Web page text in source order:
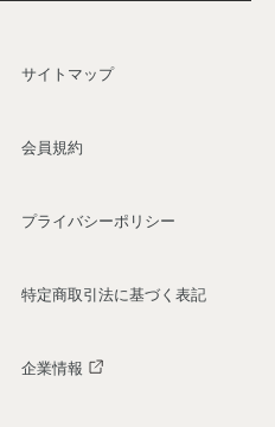
サイトマップ
会員規約
プライバシーポリシー
特定商取引法に基づく表記
企業情報